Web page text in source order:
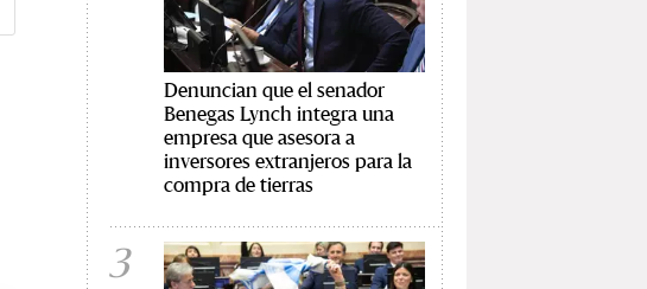
Denuncian que el senador
Benegas Lynch integra una
empresa que asesora a
inversores extranjeros para la
compra de tierras
3